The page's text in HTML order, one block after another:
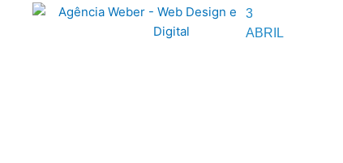
3
ABRIL